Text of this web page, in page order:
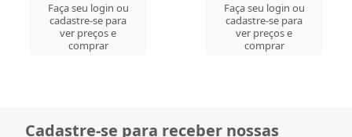
Faça seu login ou
cadastre-se para
ver preços e
comprar
Faça seu login ou
cadastre-se para
ver preços e
comprar
Cadastre-se para receber nossas